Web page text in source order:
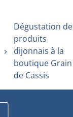
Dégustation de
produits
dijonnais à la
boutique Grain
de Cassis